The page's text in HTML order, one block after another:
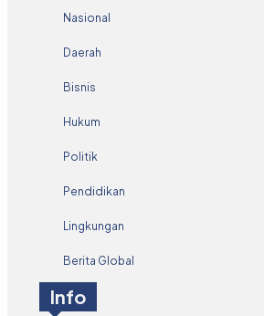
Nasional
Daerah
Bisnis
Hukum
Politik
Pendidikan
Lingkungan
Berita Global
Info